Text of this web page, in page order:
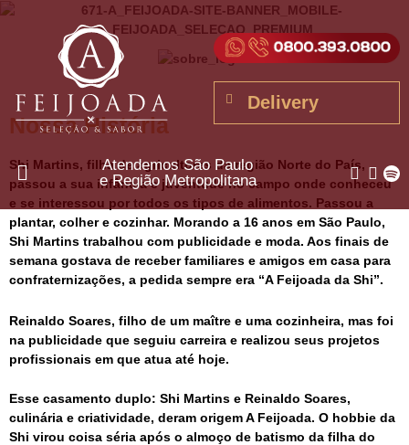
Delivery
Atendemos São Paulo
e Região Metropolitana
Nossa História
Shi Martins, filha de agricultores da região Norte do País,
passou a sua infância e juventude no campo onde conheceu
e se interessou por todos os tipos de alimentos. Passou a
plantar, colher e cozinhar. Morando a 16 anos em São Paulo,
Shi Martins trabalhou com publicidade e moda. Aos finais de
semana gostava de receber familiares e amigos em casa para
confraternizações, a pedida sempre era “A Feijoada da Shi”.
Reinaldo Soares, filho de um maître e uma cozinheira, mas foi
na publicidade que seguiu carreira e realizou seus projetos
profissionais em que atua até hoje.
Esse casamento duplo: Shi Martins e Reinaldo Soares,
culinária e criatividade, deram origem A Feijoada. O hobbie da
Shi virou coisa séria após o almoço de batismo da filha do